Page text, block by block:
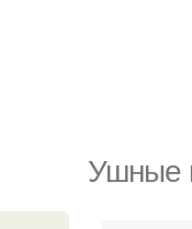
Ушные